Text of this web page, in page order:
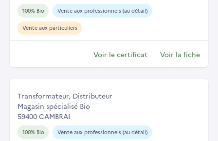
100% Bio Vente aux professionnels (au détail)
Vente aux particuliers
Voir le certificat Voir la fiche
Transformateur, Distributeur
Magasin spécialisé Bio
59400 CAMBRAI
100% Bio Vente aux professionnels (au détail)